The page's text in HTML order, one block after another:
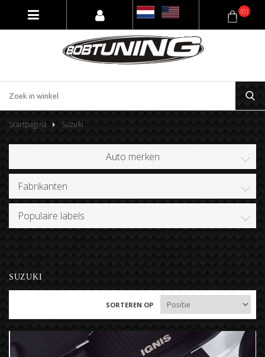
(0)
Startpagina Suzuki
Auto merken
Fabrikanten
Populaire labels
SUZUKI
SORTEREN OP